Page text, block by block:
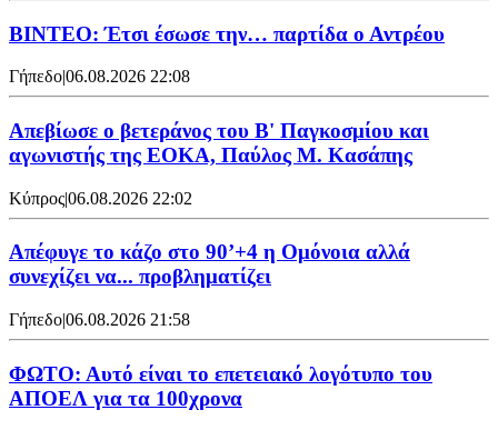
ΒΙΝΤΕΟ: Έτσι έσωσε την… παρτίδα ο Αντρέου
Γήπεδο|06.08.2026 22:08
Απεβίωσε ο βετεράνος του Β' Παγκοσμίου και
αγωνιστής της ΕΟΚΑ, Παύλος Μ. Κασάπης
Κύπρος|06.08.2026 22:02
Απέφυγε το κάζο στο 90’+4 η Ομόνοια αλλά
συνεχίζει να... προβληματίζει
Γήπεδο|06.08.2026 21:58
ΦΩΤΟ: Αυτό είναι το επετειακό λογότυπο του
ΑΠΟΕΛ για τα 100χρονα